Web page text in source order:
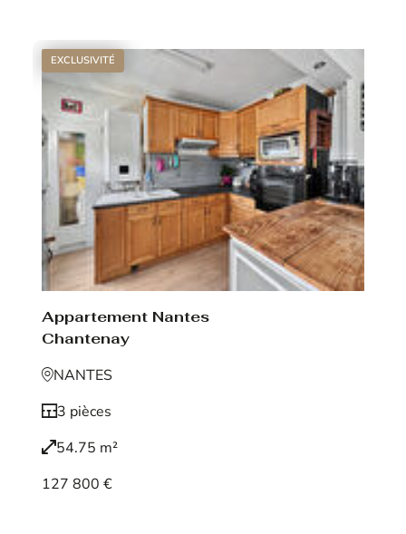
EXCLUSIVITÉ
Appartement Nantes
Chantenay
NANTES
3 pièces
54.75 m²
127 800 €